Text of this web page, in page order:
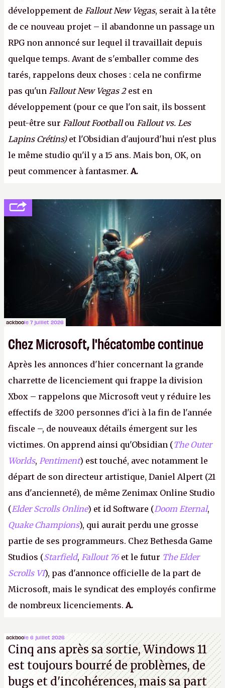
développement de Fallout New Vegas, serait à la tête
de ce nouveau projet – il abandonne un passage un
RPG non annoncé sur lequel il travaillait depuis
quelque temps. Avant de s'emballer comme des
tarés, rappelons deux choses : cela ne confirme
pas qu'un Fallout New Vegas 2est en
développement (pour ce que l'on sait, ils bossent
peut-être sur Fallout Footballou Fallout vs. Les
Lapins Crétins)et l'Obsidian d'aujourd'hui n'est plus
le même studio qu'il y a 15 ans. Mais bon, OK, on
peut commencer à fantasmer.A.
ackboole 7 juillet 2026
Chez Microsoft, l'hécatombe continue
Après les annonces d'hier concernant la grande
charrette de licenciement qui frappe la division
Xbox – rappelons que Microsoft veut y réduire les
effectifs de 3200 personnes d'ici à la fin de l'année
fiscale –, de nouveaux détails émergent sur les
victimes. On apprend ainsi qu'Obsidian (The Outer
Worlds, Pentiment) est touché, avec notamment le
départ de son directeur artistique, Daniel Alpert (21
ans d'ancienneté), de même Zenimax Online Studio
(Elder Scrolls Online) et id Software (Doom Eternal,
Quake Champions), qui aurait perdu une grosse
partie de ses programmeurs. Chez Bethesda Game
Studios (Starfield, Fallout 76 et le futur The Elder
Scrolls VI), pas d'annonce officielle de la part de
Microsoft, mais le syndicat des employés confirme
de nombreux licenciements.A.
ackboole 6 juillet 2026
Cinq ans après sa sortie, Windows 11
est toujours bourré de problèmes, de
bugs et d'incohérences, mais sa part